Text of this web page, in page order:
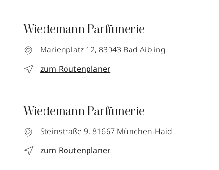
Wiedemann Parfümerie
Marienplatz 12, 83043 Bad Aibling
zum Routenplaner
Wiedemann Parfümerie
Steinstraße 9, 81667 München-Haid
zum Routenplaner